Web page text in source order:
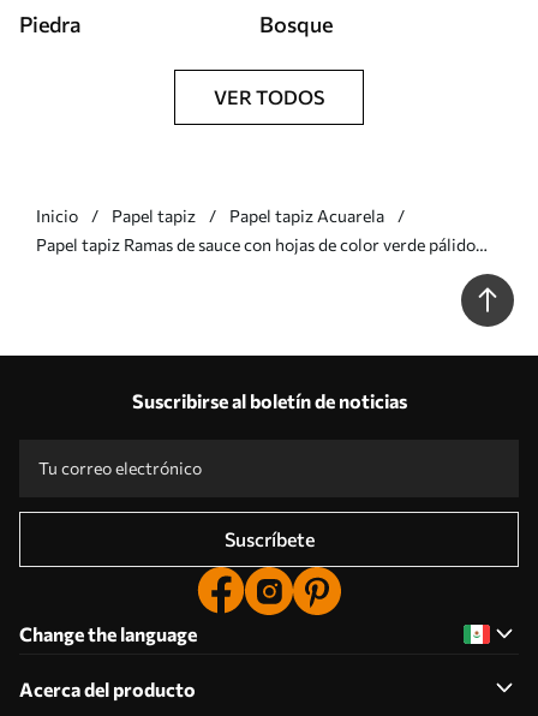
Piedra Bosque
VER TODOS
Inicio Papel tapiz
Papel tapiz Acuarela
Papel tapiz Ramas de sauce con hojas de color verde pálido
que cuelgan sobre un fondo tenue, al estilo de la acuarela Nr.
Suscribirse al boletín de noticias
Suscríbete
Change the language
Acerca del producto